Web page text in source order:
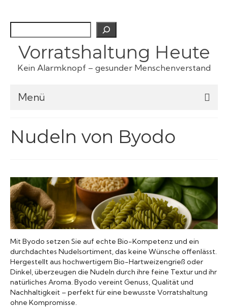
Vorratshaltung Heute
Kein Alarmknopf – gesunder Menschenverstand
Menü
Haustiervorrat
Kartoffeln
Konserven
Nudeln
Marmelade
Nudeln von Byodo
Mit Byodo setzen Sie auf echte Bio-Kompetenz und ein
durchdachtes Nudelsortiment, das keine Wünsche offenlässt.
Hergestellt aus hochwertigem Bio-Hartweizengrieß oder
Dinkel, überzeugen die Nudeln durch ihre feine Textur und ihr
natürliches Aroma. Byodo vereint Genuss, Qualität und
Nachhaltigkeit – perfekt für eine bewusste Vorratshaltung
ohne Kompromisse.